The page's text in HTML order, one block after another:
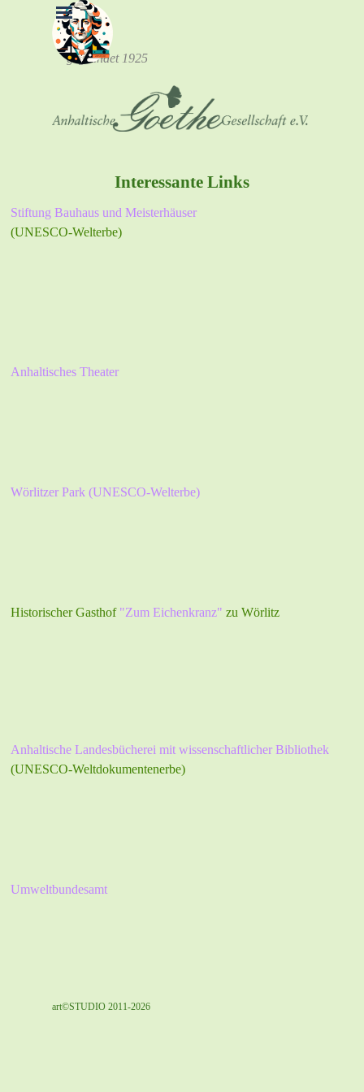
Direkt zum SeiteninhaltMenü überspringen
gegründet 1925
Interessante Links
Stiftung Bauhaus und Meisterhäuser
(UNESCO-Welterbe)
Anhaltisches Theater
Wörlitzer Park (UNESCO-Welterbe)
Historischer Gasthof "Zum Eichenkranz" zu Wörlitz
Anhaltische Landesbücherei mit wissenschaftlicher Bibliothek
(UNESCO-Weltdokumentenerbe)
Umweltbundesamt
art©STUDIO 2011-2026